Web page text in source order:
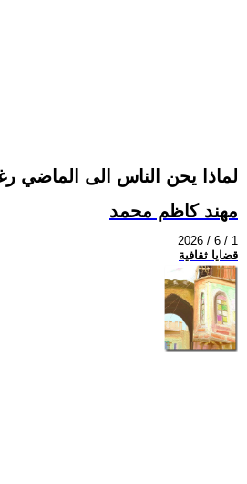
لماذا يحن الناس الى الماضي
مهند كاظم محمد
2026 / 6 / 1
قضايا ثقافية